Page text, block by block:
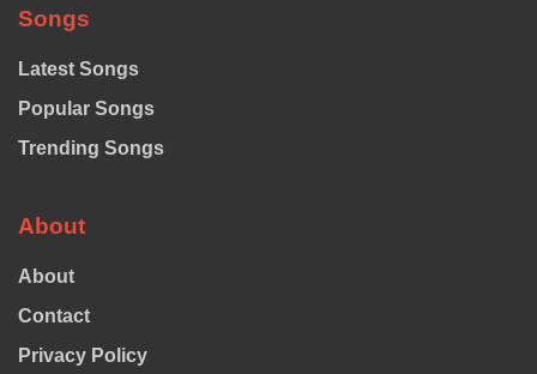
Songs
Latest Songs
Popular Songs
Trending Songs
About
About
Contact
Privacy Policy